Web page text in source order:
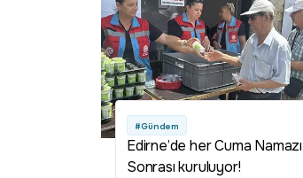
#Gündem
Edirne’de her Cuma Namazı
Sonrası kuruluyor!